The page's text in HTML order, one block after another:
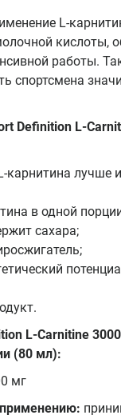
L-
кислоты,
работы.
спортсмена
Definition L-
лучше
в одной
сахара;
L-Carnitine
(80 мл):
мг